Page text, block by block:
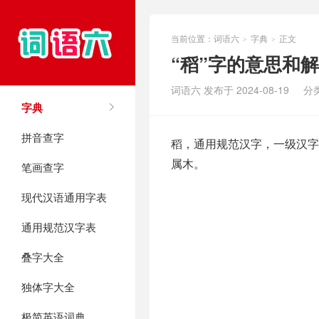
字典
拼音查字
笔画查字
现代汉语通用字表
通用规范汉字表
叠字大全
独体字大全
当前位置： 词语六 > 字典 > 正文
“稻”字的意思和
词语六 发布于 2024-08-19 分
稻，通用规范汉字，一级汉
属木。